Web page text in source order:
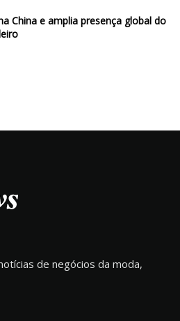
China e amplia presença global do
de negócios da moda,